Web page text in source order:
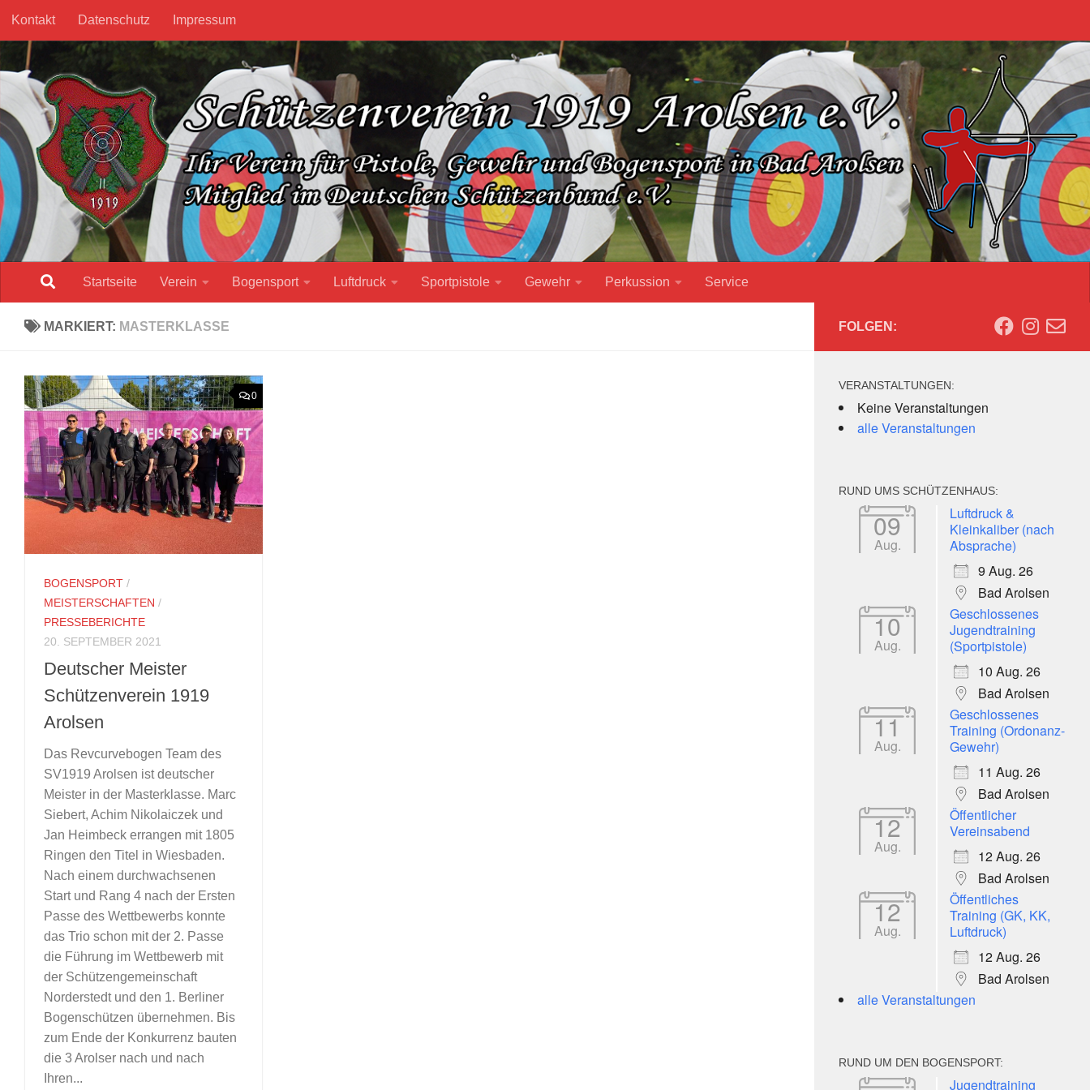
Unter dem Inhalt
Kontakt Datenschutz Impressum
Startseite Verein Bogensport Luftdruck Sportpistole Gewehr Perkussion Service
MARKIERT: MASTERKLASSE
0
BOGENSPORT /
MEISTERSCHAFTEN /
PRESSEBERICHTE
20. SEPTEMBER 2021
Deutscher Meister
Schützenverein 1919
Arolsen
Das Revcurvebogen Team des
SV1919 Arolsen ist deutscher
Meister in der Masterklasse. Marc
Siebert, Achim Nikolaiczek und
Jan Heimbeck errangen mit 1805
Ringen den Titel in Wiesbaden.
Nach einem durchwachsenen
Start und Rang 4 nach der Ersten
Passe des Wettbewerbs konnte
das Trio schon mit der 2. Passe
die Führung im Wettbewerb mit
der Schützengemeinschaft
Norderstedt und den 1. Berliner
Bogenschützen übernehmen. Bis
zum Ende der Konkurrenz bauten
die 3 Arolser nach und nach
Ihren...
FOLGEN:
VERANSTALTUNGEN:
Keine Veranstaltungen
alle Veranstaltungen
RUND UMS SCHÜTZENHAUS:
09
Aug.
Luftdruck &
Kleinkaliber (nach
Absprache)
9 Aug. 26
Bad Arolsen
10
Aug.
Geschlossenes
Jugendtraining
(Sportpistole)
10 Aug. 26
Bad Arolsen
11
Aug.
Geschlossenes
Training (Ordonanz-
Gewehr)
11 Aug. 26
Bad Arolsen
12
Aug.
Öffentlicher
Vereinsabend
12 Aug. 26
Bad Arolsen
12
Aug.
Öffentliches
Training (GK, KK,
Luftdruck)
12 Aug. 26
Bad Arolsen
alle Veranstaltungen
RUND UM DEN BOGENSPORT:
Jugendtraining